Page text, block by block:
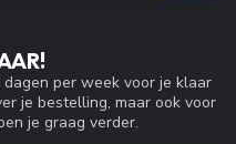
per week voor je klaar
je bestelling, maar ook voor
je graag verder.